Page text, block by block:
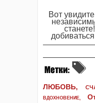
Вот
ЛЮБОВЬ,
ВДОХНОВЕНИЕ,